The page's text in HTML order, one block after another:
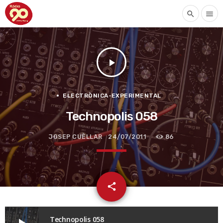
search menu
play_arrow
ELECTRÒNICA-EXPERIMENTAL
Technopolis 058
JOSEP CUÈLLAR 24/07/2011 86
share
email
Technopolis 058